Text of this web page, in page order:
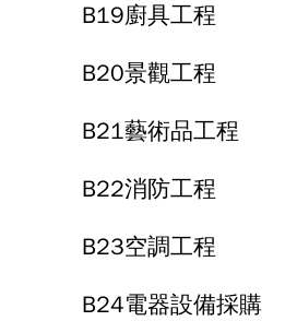
B19廚具工程
B20景觀工程
B21藝術品工程
B22消防工程
B23空調工程
B24電器設備採購